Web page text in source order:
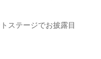
ステージでお披露目